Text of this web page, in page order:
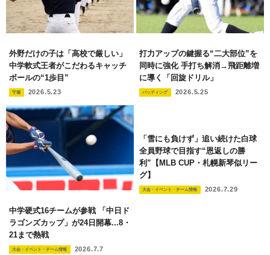
外野だけの子は「高校で厳しい」
中学軟式王者がこだわるキャッチ
ボールの“1歩目”
守備 2026.5.23
打力アップの鍵握る“二大部位”を
同時に強化 手打ち解消→飛距離増
に導く「回旋ドリル」
バッティング 2026.5.25
中学硬式16チームが参戦 「中日ド
ラゴンズカップ」が24日開幕...8・
21まで熱戦
大会・イベント・チーム情報 2026.7.7
「雪にも負けず」追い続けた白球
全員野球で目指す“恩返しの勝
利”【MLB CUP・札幌新琴似リー
グ】
大会・イベント・チーム情報 2026.7.29